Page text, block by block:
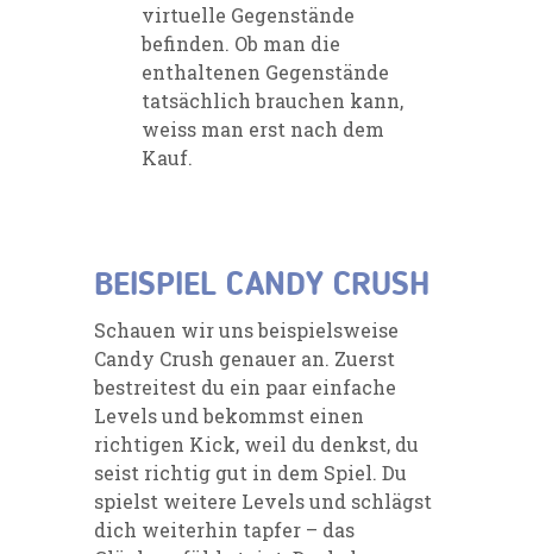
virtuelle Gegenstände
befinden. Ob man die
enthaltenen Gegenstände
tatsächlich brauchen kann,
weiss man erst nach dem
Kauf.
BEISPIEL CANDY CRUSH
Schauen wir uns beispielsweise
Candy Crush genauer an. Zuerst
bestreitest du ein paar einfache
Levels und bekommst einen
richtigen Kick, weil du denkst, du
seist richtig gut in dem Spiel. Du
spielst weitere Levels und schlägst
dich weiterhin tapfer – das